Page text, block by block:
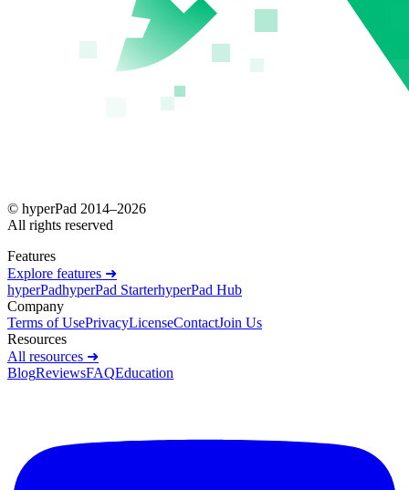
© hyperPad 2014–2026
All rights reserved
Features
Explore features ➜
hyperPadhyperPad StarterhyperPad Hub
Company
Terms of UsePrivacyLicenseContactJoin Us
Resources
All resources ➜
BlogReviewsFAQEducation